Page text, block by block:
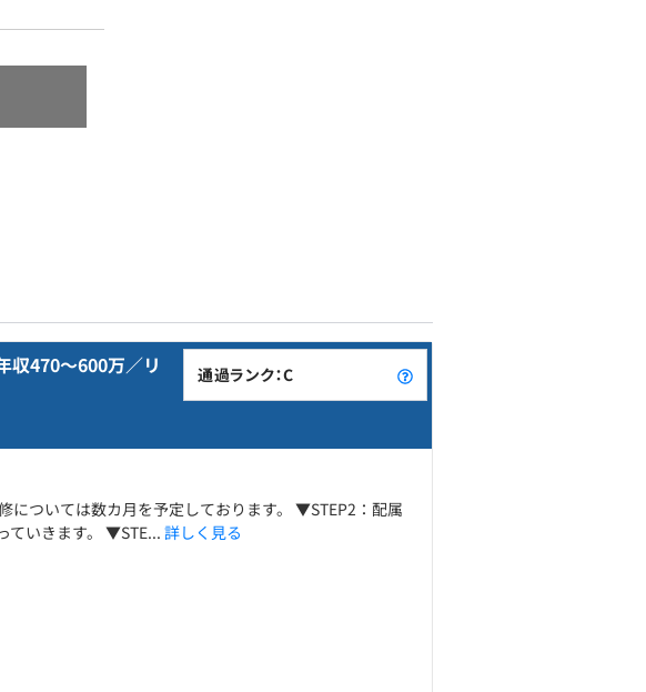
収470～600万／リ
通過ランク：C
については数カ月を予定しております。 ▼STEP2：配属
ていきます。 ▼STE...詳しく見る